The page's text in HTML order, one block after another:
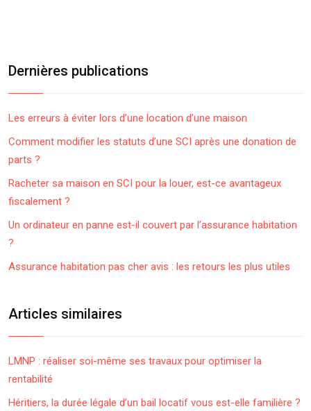
Dernières publications
Les erreurs à éviter lors d’une location d’une maison
Comment modifier les statuts d’une SCI après une donation de
parts ?
Racheter sa maison en SCI pour la louer, est-ce avantageux
fiscalement ?
Un ordinateur en panne est-il couvert par l’assurance habitation
?
Assurance habitation pas cher avis : les retours les plus utiles
Articles similaires
LMNP : réaliser soi-même ses travaux pour optimiser la
rentabilité
Héritiers, la durée légale d’un bail locatif vous est-elle familière ?